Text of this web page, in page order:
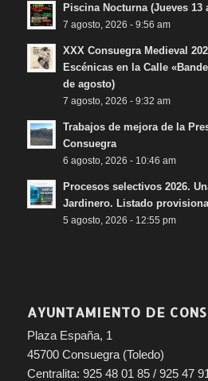
Piscina Nocturna (Jueves 13
7 agosto, 2026 - 9:56 am
XXX Consuegra Medieval
Escénicas en la Calle
de agosto)
7 agosto, 2026 - 9:32 am
Trabajos de mejora de la
Consuegra
6 agosto, 2026 - 10:46 am
Procesos selectivos 2026.
Jardinero. Listado
5 agosto, 2026 - 12:55 pm
AYUNTAMIENTO DE
Plaza España, 1
45700 Consuegra (Toledo)
Centralita: 925 48 01 85 / 925 47